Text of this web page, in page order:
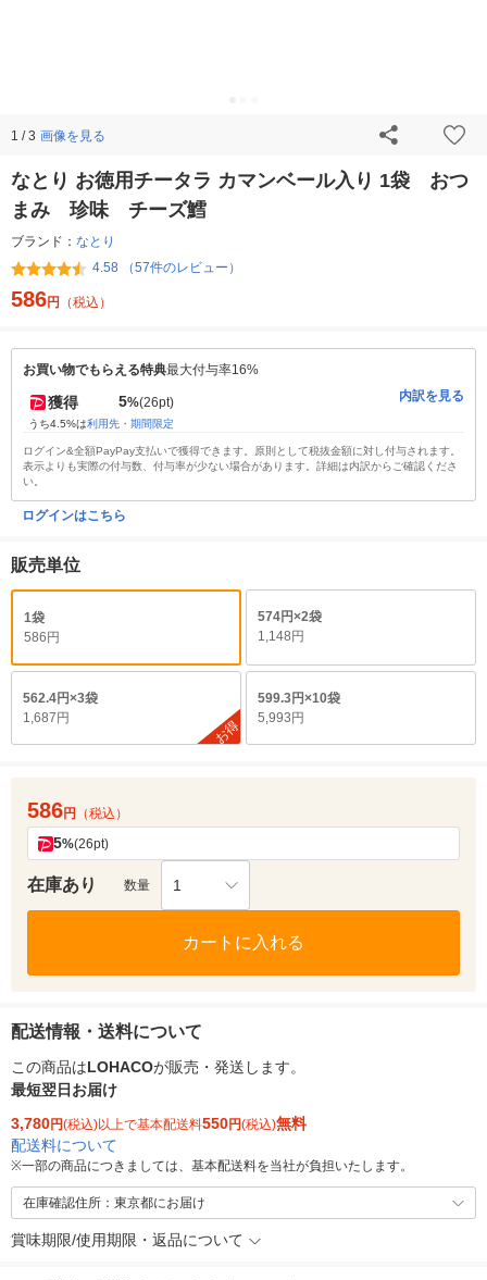
1 / 3 画像を見る
なとり お徳用チータラ カマンベール入り 1袋 おつ
まみ 珍味 チーズ鱈
ブランド： なとり
4.58 （57件のレビュー）
586円 （税込）
お買い物でもらえる特典最大付与率16%
獲得 5%(26pt)
うち4.5%は利用先・期間限定
内訳を見る
ログイン&全額PayPay支払いで獲得できます。原則として税抜金額に対し付与されます。
表示よりも実際の付与数、付与率が少ない場合があります。詳細は内訳からご確認くださ
い。
ログインはこちら
販売単位
1袋
586円
574円×2袋
1,148円
562.4円×3袋
1,687円
お得
599.3円×10袋
5,993円
586円 （税込）
5%(26pt)
在庫あり 数量 1
カートに入れる
配送情報・送料について
この商品はLOHACOが販売・発送します。
最短翌日お届け
3,780円(税込)以上で基本配送料550円(税込)無料
配送料について
※一部の商品につきましては、基本配送料を当社が負担いたします。
在庫確認住所：東京都にお届け
賞味期限/使用期限・返品について